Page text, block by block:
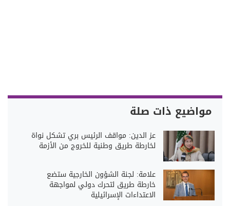
مواضيع ذات صلة
عز الدين: مواقف الرئيس بري تشكل نواة
لخارطة طريق وطنية للخروج من الأزمة
علامة: لجنة الشؤون الخارجية ستضع
خارطة طريق لتحرك دولي لمواجهة
الاعتداءات الإسرائيلية